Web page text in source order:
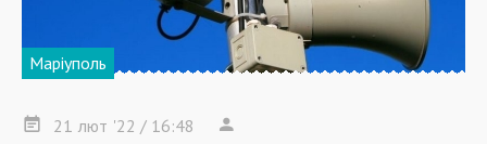
Маріуполь
21 лют '22 / 16:48